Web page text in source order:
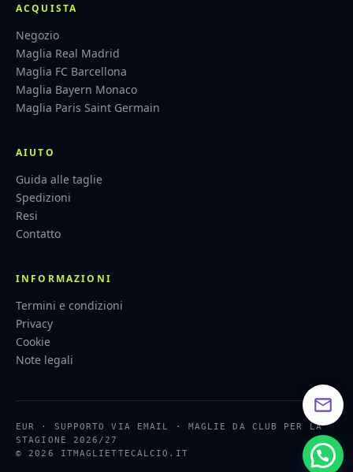
ACQUISTA
Negozio
Maglia Real Madrid
Maglia FC Barcellona
Maglia Bayern Monaco
Maglia Paris Saint Germain
AIUTO
Guida alle taglie
Spedizioni
Resi
Contatto
INFORMAZIONI
Termini e condizioni
Privacy
Cookie
Note legali
EUR · SUPPORTO VIA EMAIL · MAGLIE DA CLUB PER LA
STAGIONE 2026/27
© 2026 ITMAGLIETTECALCIO.IT